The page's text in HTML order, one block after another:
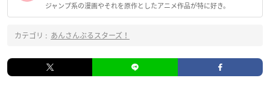
ジャンプ系の漫画やそれを原作としたアニメ作品が特に好き。
カテゴリ : あんさんぶるスターズ！